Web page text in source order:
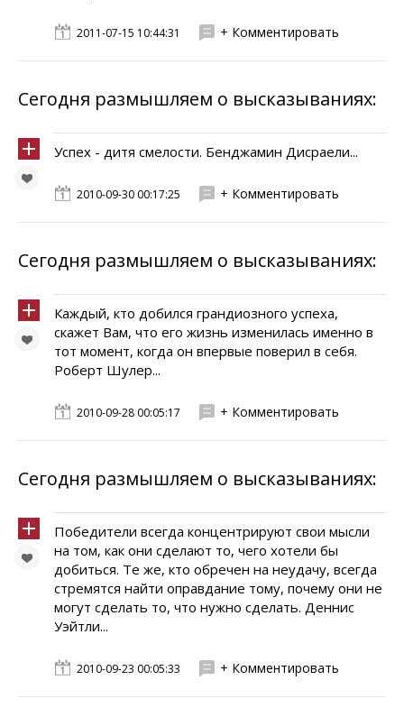
2011-07-15 10:44:31 + Комментировать
Сегодня размышляем о высказываниях:
Успех - дитя смелости. Бенджамин Дисраели...
2010-09-30 00:17:25 + Комментировать
Сегодня размышляем о высказываниях:
Каждый, кто добился грандиозного успеха,
скажет Вам, что его жизнь изменилась именно в
тот момент, когда он впервые поверил в себя.
Роберт Шулер...
2010-09-28 00:05:17 + Комментировать
Сегодня размышляем о высказываниях:
Победители всегда концентрируют свои мысли
на том, как они сделают то, чего хотели бы
добиться. Те же, кто обречен на неудачу, всегда
стремятся найти оправдание тому, почему они не
могут сделать то, что нужно сделать. Деннис
Уэйтли...
2010-09-23 00:05:33 + Комментировать